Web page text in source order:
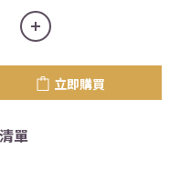
立即購買
單